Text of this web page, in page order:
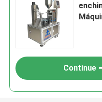
Continue